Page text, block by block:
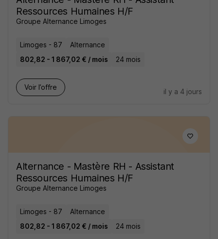
Ressources Humaines H/F
Groupe Alternance Limoges
Limoges - 87
Alternance
802,82 - 1 867,02 € / mois
24 mois
Voir l’offre
il y a 4 jours
Alternance - Mastère RH - Assistant
Ressources Humaines H/F
Groupe Alternance Limoges
Limoges - 87
Alternance
802,82 - 1 867,02 € / mois
24 mois